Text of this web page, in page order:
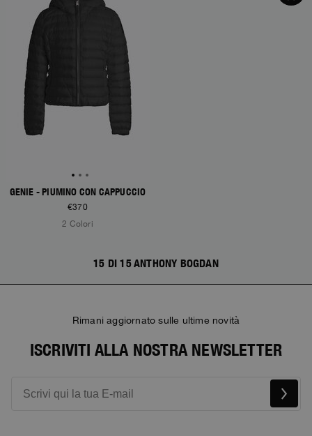
GENIE - PIUMINO CON CAPPUCCIO
€370
2 Colori
15 DI 15 ANTHONY BOGDAN
Rimani aggiornato sulle ultime novità
ISCRIVITI ALLA NOSTRA NEWSLETTER